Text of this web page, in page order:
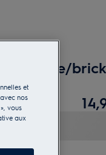
- stone/brick
et
nos
vous
aux